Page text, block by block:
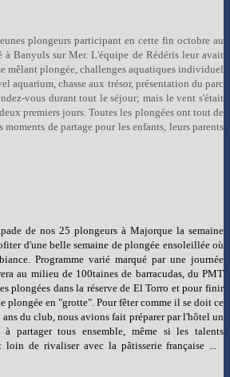
plongeurs participant en cette fin octobre au
à Banyuls sur Mer. L'équipe de Rédéris leur avait
mêlant plongée, challenges aquatiques individuel
aquarium, chasse aux trésor, présentation du parc
vous durant tout le séjour; mais le vent s'était
premiers jours. Toutes les plongées ont tout de
de partage pour les enfants, leurs parents
de nos 25 plongeurs à Majorque la semaine
d'une belle semaine de plongée ensoleillée où
Programme varié marqué par une journée
au milieu de 100taines de barracudas, du PMT
plongées dans la réserve de El Torro et pour finir
plongée en "grotte". Pour fêter comme il se doit ce
du club, nous avions fait préparer par l'hôtel un
à partager tous ensemble, même si les talents
loin de rivaliser avec la pâtisserie française ...